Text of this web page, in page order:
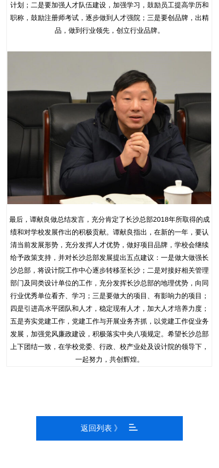
计划；二是要加强人才队伍建设，加强学习，鼓励员工提高学历和
职称，鼓励注册师考试，逐步做到人才强院；三是要创品牌，出精
品，做到行业领先，创立行业品牌。
最后，谭献良做总结发言，充分肯定了长沙总部2018年所取得的成
绩和对学校发展作出的积极贡献。谭献良指出，在新的一年，要认
清当前发展形势，充分发挥人才优势，做好项目品牌，学校会继续
给予政策支持，并对长沙总部发展提出五点建议：一是做大做强长
沙总部，将设计院工作中心逐步转移至长沙；二是对接好相关管理
部门及同类设计单位的工作，充分发挥长沙总部的地理优势，向同
行业优秀单位看齐、学习；三是要做大的项目、有影响力的项目；
四是引进高水平团队和人才，稳定现有人才，加大人才培养力度；
五是夯实党建工作，党建工作与开展业务齐抓，以党建工作促业务
发展，加强党风廉政建设，积极落实中央八项规定。希望长沙总部
上下团结一致，在学校党委、行政、校产业处及设计院的领导下，
一起努力，共创辉煌。
返回列表 》